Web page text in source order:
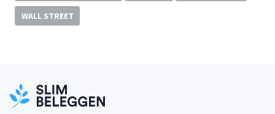
WALL STREET